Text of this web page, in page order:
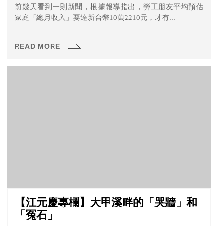
前幾天看到一則新聞，根據報導指出，勞工朋友平均預估
家庭「總月收入」要達新台幣10萬2210元，才有...
READ MORE
【江元慶專欄】大甲溪畔的「哭牆」和
「冤石」